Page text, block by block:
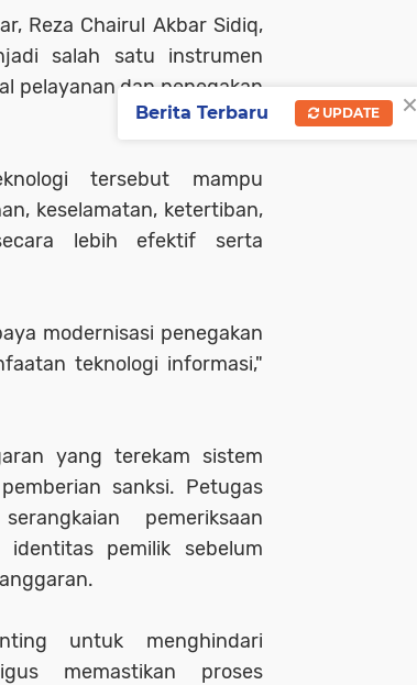
Reza Chairul Akbar Sidiq,
salah satu instrumen
pelayanan dan penegakan
tersebut mampu
keselamatan, ketertiban,
lebih efektif serta
modernisasi penegakan
teknologi informasi,"
yang terekam sistem
sanksi. Petugas
pemeriksaan
pemilik sebelum
untuk menghindari
memastikan proses
×
Berita Terbaru UPDATE